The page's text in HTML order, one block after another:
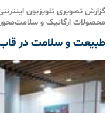
گزارش تصویری تلویزیون
محصولات ارگانیک و
طبیعت و سلامت در قاب